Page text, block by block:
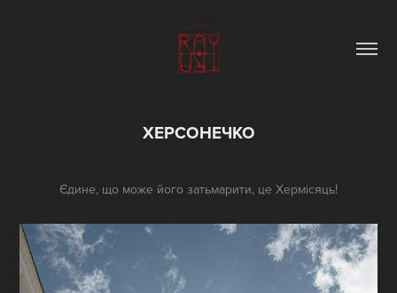
ХЕРСОНЕЧКО
Єдине, що може його затьмарити, це Хермісяць!